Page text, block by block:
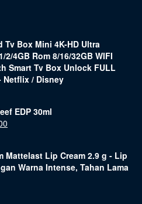
Tv Box Mini 4K-HD Ultra
2/4GB Rom 8/16/32GB WIFI
Smart Tv Box Unlock FULL
Netflix / Disney
EDP 30ml
Mattelast Lip Cream 2.9 g - Lip
Warna Intense, Tahan Lama